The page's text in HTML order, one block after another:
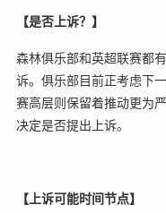
【是否上诉？】
森林俱乐部和英超联赛都
诉。俱乐部目前正考虑下
赛高层则保留着推动更为
决定是否提出上诉。
【上诉可能时间节点】